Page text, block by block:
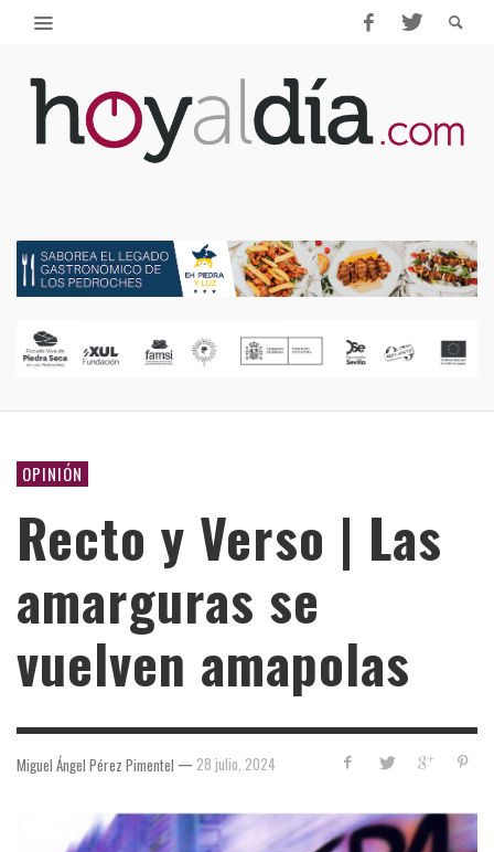
OPINIÓN
Recto y Verso | Las
amarguras se
vuelven amapolas
Miguel Ángel Pérez Pimentel — 28 julio, 2024